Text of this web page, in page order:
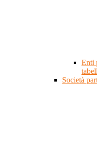
Enti
Società